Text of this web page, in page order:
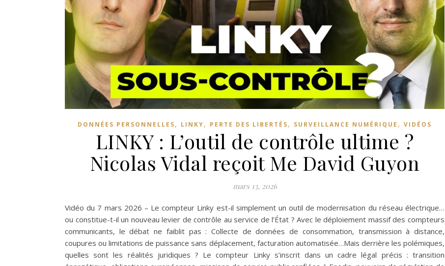
DONNÉES PERSONNELLES, LINKY, PERTE DES LIBERTÉS, SURVEILLANCE NUMÉRIQUE , VIDÉOS
LINKY : L’outil de contrôle ultime ?
Nicolas Vidal reçoit Me David Guyon
mars 13, 2026
Vidéo du 7 mars 2026 – Le compteur Linky est-il simplement un outil de modernisation du réseau électrique…
ou constitue-t-il un nouveau levier de contrôle au service de l’État ? Avec le déploiement massif des compteurs
communicants, le débat ne faiblit pas : Collecte de données de consommation, transmission à distance,
coupures ou limitations de puissance sans déplacement, facturation automatisée…Mais derrière les polémiques,
quelles sont les réalités juridiques ? Le compteur Linky s’inscrit dans un cadre légal précis : transition